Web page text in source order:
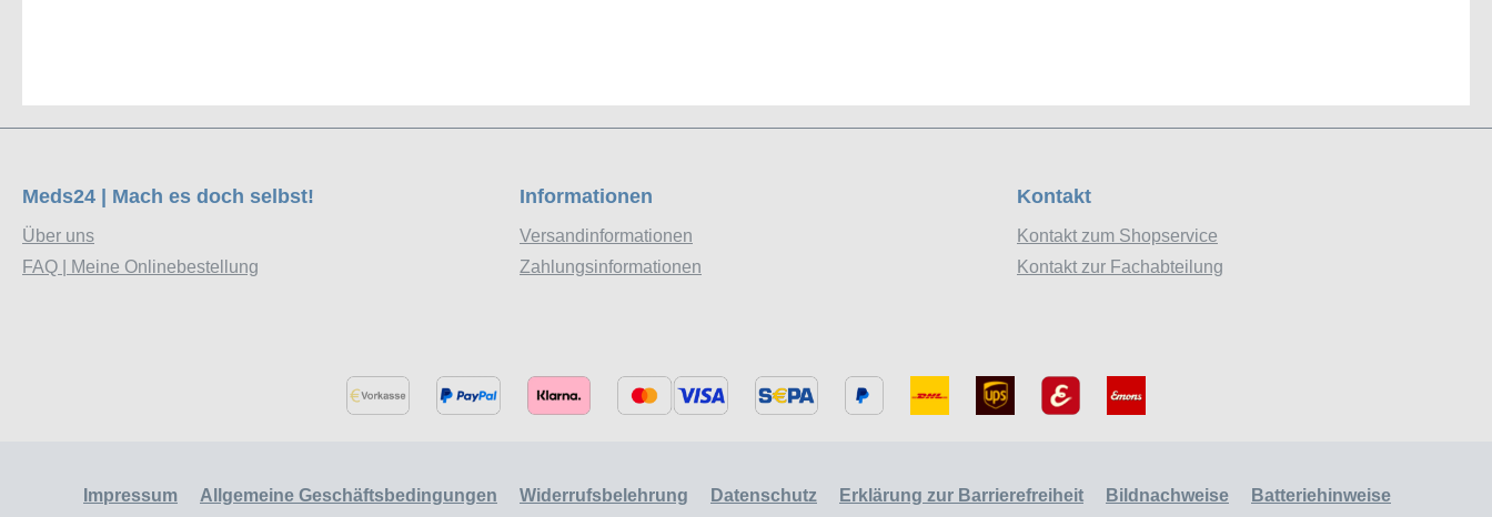
Meds24 | Mach es doch selbst!
Über uns
FAQ | Meine Onlinebestellung
Informationen
Versandinformationen
Zahlungsinformationen
Kontakt
Kontakt zum Shopservice
Kontakt zur Fachabteilung
Impressum Allgemeine Geschäftsbedingungen Widerrufsbelehrung Datenschutz Erklärung zur Barrierefreiheit Bildnachweise
Batteriehinweise